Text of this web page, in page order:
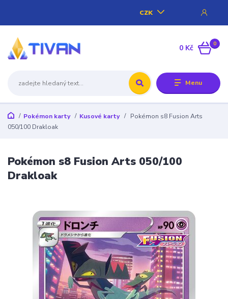
Menu
CZK
0
0 Kč
Pokémon karty Kusové karty
Pokémon s8 Fusion Arts
050/100 Drakloak
Pokémon s8 Fusion Arts 050/100
Drakloak